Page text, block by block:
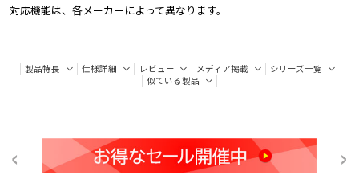
対応機能は、各メーカーによって異なります。
製品特長 仕様詳細 レビュー メディア掲載
シリーズ一覧
似ている製品